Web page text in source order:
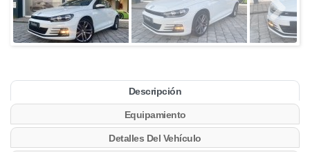
Descripción
Equipamiento
Detalles Del Vehículo